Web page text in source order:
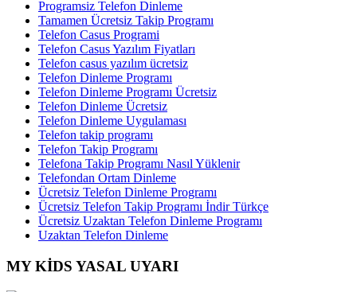
Programsiz Telefon Dinleme
Tamamen Ücretsiz Takip Programı
Telefon Casus Programi
Telefon Casus Yazılım Fiyatları
Telefon casus yazılım ücretsiz
Telefon Dinleme Programı
Telefon Dinleme Programı Ücretsiz
Telefon Dinleme Ücretsiz
Telefon Dinleme Uygulaması
Telefon takip programı
Telefon Takip Programı
Telefona Takip Programı Nasıl Yüklenir
Telefondan Ortam Dinleme
Ücretsiz Telefon Dinleme Programı
Ücretsiz Telefon Takip Programı İndir Türkçe
Ücretsiz Uzaktan Telefon Dinleme Programı
Uzaktan Telefon Dinleme
MY KİDS YASAL UYARI